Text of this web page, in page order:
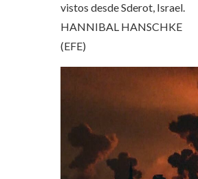
vistos desde Sderot, Israel.
HANNIBAL HANSCHKE
(EFE)